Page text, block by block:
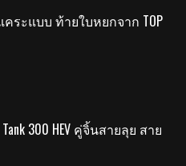
แคระแบบ ท้ายใบหยกจาก TOP
Tank 300 HEV คู่จิ้นสายลุย สาย